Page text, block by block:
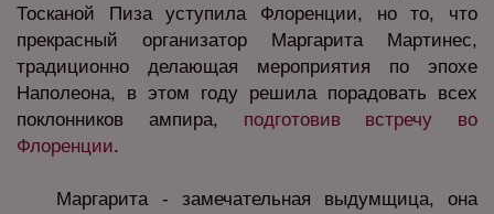
Тосканой Пиза уступила Флоренции, но то, что
прекрасный организатор Маргарита Мартинес,
традиционно делающая мероприятия по эпохе
Наполеона, в этом году решила порадовать всех
поклонников ампира, подготовив встречу во
Флоренции.
Маргарита - замечательная выдумщица, она